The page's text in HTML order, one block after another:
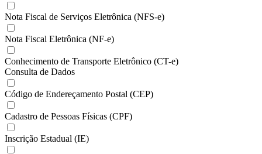
Nota Fiscal de Serviços Eletrônica (NFS-e)
Nota Fiscal Eletrônica (NF-e)
Conhecimento de Transporte Eletrônico (CT-e)
Consulta de Dados
Código de Endereçamento Postal (CEP)
Cadastro de Pessoas Físicas (CPF)
Inscrição Estadual (IE)